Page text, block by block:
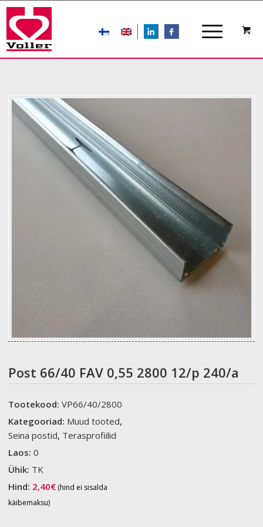
LIn
Post 66/40 FAV 0,55 2800 12/p 240/a
Tootekood:VP66/40/2800
Kategooriad: Muud tooted,
Seina postid, Terasprofiilid
Laos:0
Ühik: TK
Hind: 2,40€ (hind ei sisalda
käibemaksu)